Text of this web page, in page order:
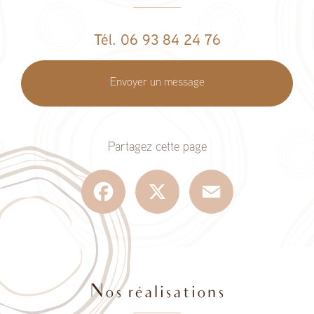
Tél. 06 93 84 24 76
Envoyer un message
Partagez cette page
Facebook
Nos réalisations